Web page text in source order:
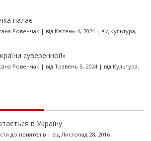
палає
Ровенчак| від Квітень 4, 2024| від Культура,
суверенної!»
Ровенчак| від Травень 5, 2024| від Культура,
в Україну
до приятелів| від Листопад 28, 2016